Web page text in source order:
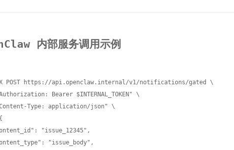
内部服务调用示例
POST https://api.openclaw.internal/v1/notifications/gated \
Bearer $INTERNAL_TOKEN" \
Type: application/json" \
"issue_12345",
"issue_body",